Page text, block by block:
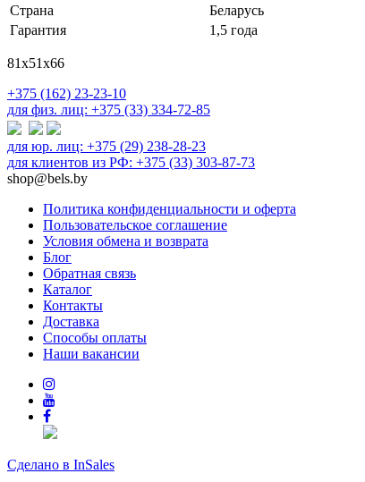
Страна
Беларусь
Гарантия
1,5 года
81х51х66
+375 (162) 23-23-10
для физ. лиц: +375 (33) 334-72-85
для юр. лиц: +375 (29) 238-28-23
для клиентов из РФ: +375 (33) 303-87-73
shop@bels.by
Политика конфиденциальности и оферта
Пользовательское соглашение
Условия обмена и возврата
Блог
Обратная связь
Каталог
Контакты
Доставка
Способы оплаты
Наши вакансии
Сделано в InSales